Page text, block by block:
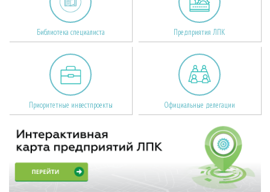
Библиотека специалиста Предприятия ЛПК
Приоритетные инвестпроекты Официальные делегации